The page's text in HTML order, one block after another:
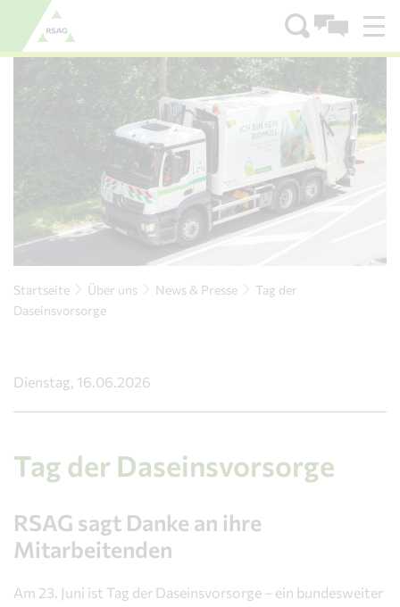
Zum Menü
Zum Inhalt
Startseite Über uns News & Presse
Tag der
Daseinsvorsorge
Dienstag, 16.06.2026
Tag der Daseinsvorsorge
RSAG sagt Danke an ihre
Mitarbeitenden
Am 23. Juni ist Tag der Daseinsvorsorge – ein bundesweiter